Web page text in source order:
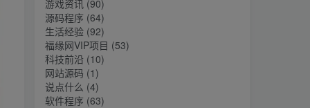
游戏资讯 (90)
源码程序 (64)
生活经验 (92)
福缘网VIP项目 (53)
科技前沿 (10)
网站源码 (1)
说点什么 (4)
软件程序 (63)